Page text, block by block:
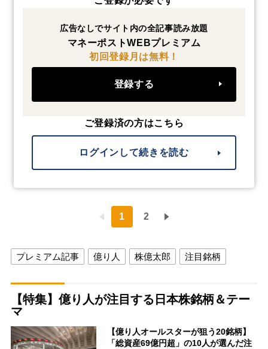
広告なしでサイト内の全記事読み放題
マネーポストWEBプレミアム
初回登録月は無料！
登録する
ご登録済の方はこちら
ログインして続きを読む
1 2
プレミアム記事 億り人 株億太郎 注目銘柄
【特集】億り人が注目する日本株銘柄＆テー
マ
【億り人オールスターが狙う20銘柄】
「総資産69億円超」の10人が選んだ注